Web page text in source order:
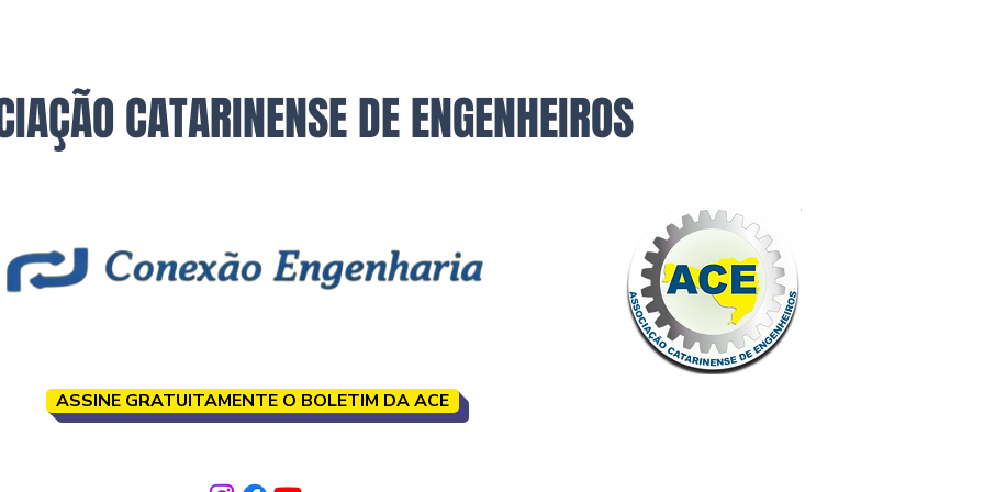
CATARINENSE DE ENGENHEIROS
ASSINE GRATUITAMENTE O BOLETIM DA ACE